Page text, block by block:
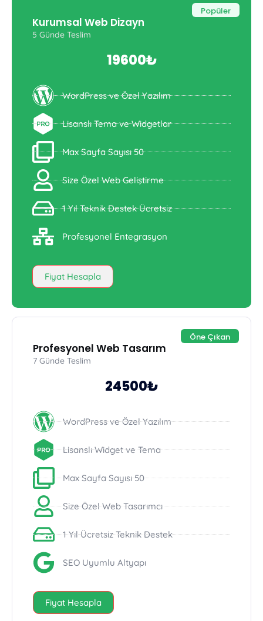
Kurumsal Web Dizayn
Popüler
5 Günde Teslim
19600₺
WordPress ve Özel Yazılım
Lisanslı Tema ve Widgetlar
Max Sayfa Sayısı 50
Size Özel Web Geliştirme
1 Yıl Teknik Destek Ücretsiz
Profesyonel Entegrasyon
Fiyat Hesapla
Profesyonel Web Tasarım
Öne Çıkan
7 Günde Teslim
24500₺
WordPress ve Özel Yazılım
Lisanslı Widget ve Tema
Max Sayfa Sayısı 50
Size Özel Web Tasarımcı
1 Yıl Ücretsiz Teknik Destek
SEO Uyumlu Altyapı
Fiyat Hesapla